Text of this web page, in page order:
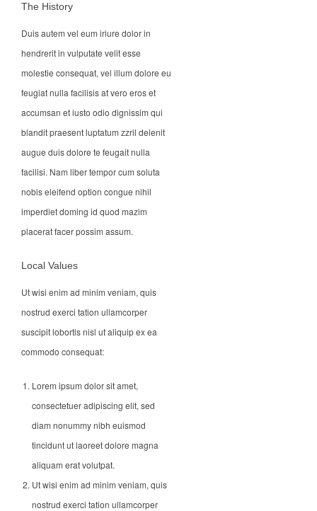
The History
Duis autem vel eum iriure dolor in
hendrerit in vulputate velit esse
molestie consequat, vel illum dolore eu
feugiat nulla facilisis at vero eros et
accumsan et iusto odio dignissim qui
blandit praesent luptatum zzril delenit
augue duis dolore te feugait nulla
facilisi. Nam liber tempor cum soluta
nobis eleifend option congue nihil
imperdiet doming id quod mazim
placerat facer possim assum.
Local Values
Ut wisi enim ad minim veniam, quis
nostrud exerci tation ullamcorper
suscipit lobortis nisl ut aliquip ex ea
commodo consequat:
Lorem ipsum dolor sit amet,
consectetuer adipiscing elit, sed
diam nonummy nibh euismod
tincidunt ut laoreet dolore magna
aliquam erat volutpat.
Ut wisi enim ad minim veniam, quis
nostrud exerci tation ullamcorper